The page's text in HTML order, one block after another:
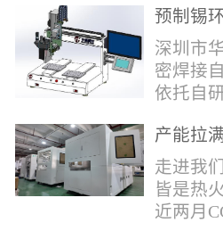
预制锡
环机，
深圳市
密焊接
依托自
环挤压
卷绕成
制备设
搭配激
产能拉
力量产
走进我
皆是热
近两月